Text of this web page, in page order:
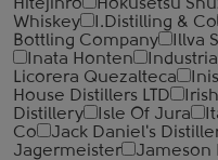
Hitejinro
Hokusetsu
Whiskey
I.Distilling & Co
Bottling Company
Illva
Inata Honten
Licorera Quezalteca
House Distillers LTD
Distillery
Isle Of Jura
Co
Jack Daniel's
Jagermeister
Jameson